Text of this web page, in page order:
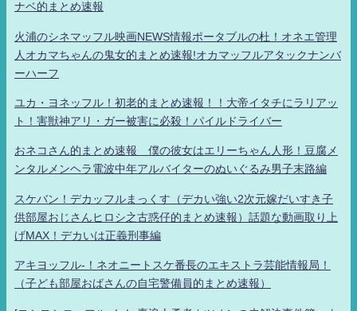
ナベ的まとめ速報
火浦のシネマッフル映画NEWS情報ポータブルの杜！オネエ管理
人オカマちゃんの鬼女的まとめ速報!オカマッフルアタックナンバ
ーハーフ
ユカ・ヨネッフル！初老的まとめ速報！！大帝イタチにラリアッ
ト！害獣神アリ・ガー被害に必殺！パイルドライバー
おネコさん的まとめ速報 僕の彼女はエリーちゃん人形！豆腐メ
ンタルメンヘラ電波中年アルバイターのぬいぐるみ男子末路編
スケバン！デカッフルまっくす（デカい強い2次元嫁だいすき子
供部屋おじさんヒロシ之古惑仔的まとめ速報）話題な動画取り上
げMAX！デカいは正義刑事編
アキヨッフル-！ネオニートスケ番長のエキストラ芸能情報局！
（子ども部屋おばさんの自宅警備員的まとめ速報）